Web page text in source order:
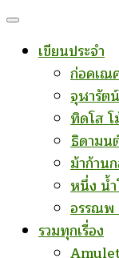
เขียนประจำ
ก่อคเณ
จุฬารัต
ทิดโส โ
ธิดามน
ม้าก้าน
หนึ่ง น้ำ
อรรณพ
รวมทุกเรื่อง